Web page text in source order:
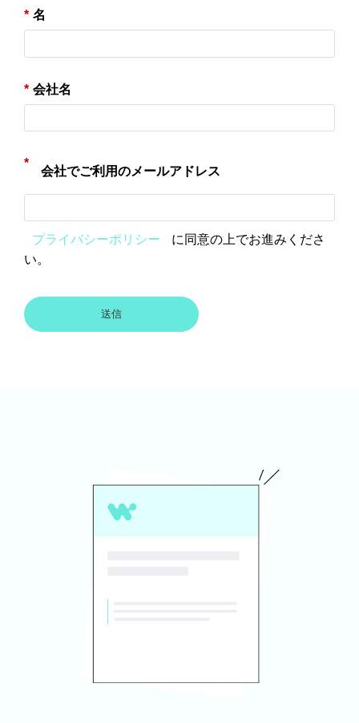
* 名
* 会社名
*
会社でご利用のメールアドレス
プライバシーポリシー
に同意の上でお進みくださ
い。
送信